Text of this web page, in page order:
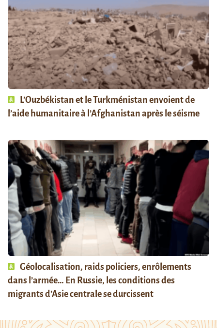
L’Ouzbékistan et le Turkménistan envoient de
l’aide humanitaire à l’Afghanistan après le séisme
Géolocalisation, raids policiers, enrôlements
dans l’armée… En Russie, les conditions des
migrants d’Asie centrale se durcissent